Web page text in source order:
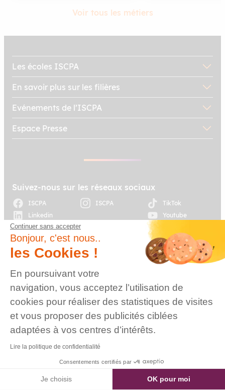
Voir tous les métiers
Les écoles ISCPA
En savoir plus sur les filières
Evénements de l’ISCPA
Espace Presse
Suivez-nous sur les réseaux sociaux
ISCPA ISCPA
TikTok
Linkedin
Youtube
© 2026 Établissement
d’enseignement
supérieur technique
but non lucratif –
Groupe IGENSIA
Education – Mise à jour
site : Janvier 2026
Plan du site
Charte des données
personnelles
Contact
Continuer sans accepter
Bonjour, c'est nous..
les Cookies !
En poursuivant votre
navigation, vous acceptez l’utilisation de
cookies pour réaliser des statistiques de visites
et vous proposer des publicités ciblées
adaptées à vos centres d’intérêts.
Lire la politique de confidentialité
Consentements certifiés par
Je choisis OK pour moi